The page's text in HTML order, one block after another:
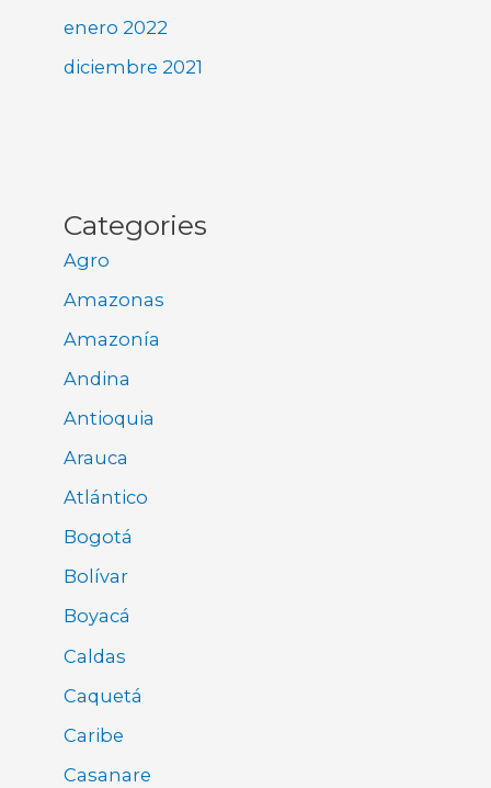
enero 2022
diciembre 2021
Categories
Agro
Amazonas
Amazonía
Andina
Antioquia
Arauca
Atlántico
Bogotá
Bolívar
Boyacá
Caldas
Caquetá
Caribe
Casanare